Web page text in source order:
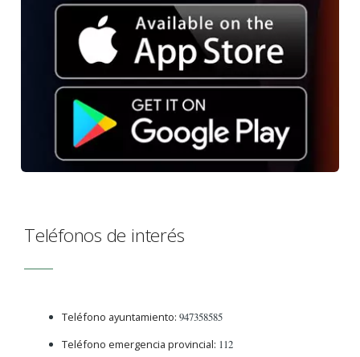
Teléfonos de interés
Teléfono ayuntamiento: 947358585
Teléfono emergencia provincial: 112